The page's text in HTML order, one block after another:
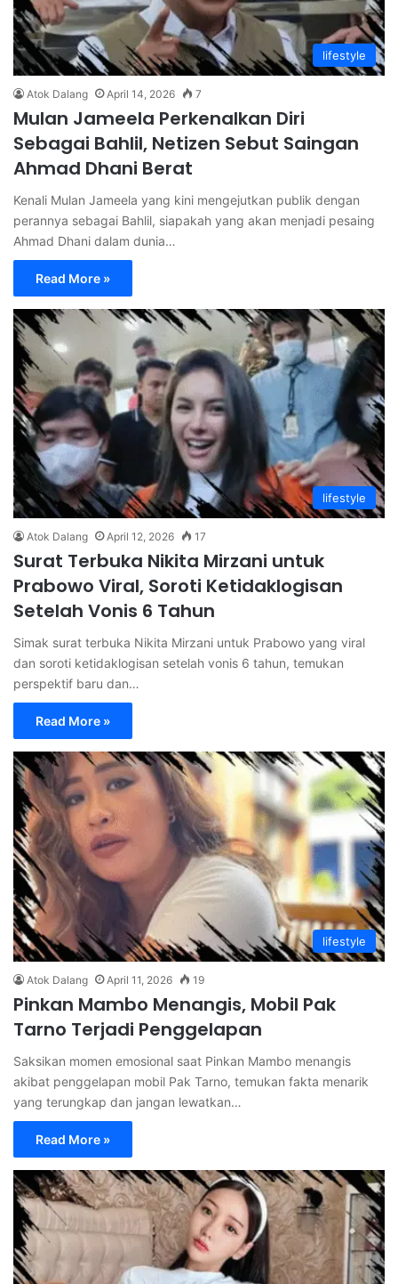
lifestyle
Atok Dalang April 14, 2026 7
Mulan Jameela Perkenalkan Diri
Sebagai Bahlil, Netizen Sebut Saingan
Ahmad Dhani Berat
Kenali Mulan Jameela yang kini mengejutkan publik dengan
perannya sebagai Bahlil, siapakah yang akan menjadi pesaing
Ahmad Dhani dalam dunia…
Read More »
lifestyle
Atok Dalang April 12, 2026 17
Surat Terbuka Nikita Mirzani untuk
Prabowo Viral, Soroti Ketidaklogisan
Setelah Vonis 6 Tahun
Simak surat terbuka Nikita Mirzani untuk Prabowo yang viral
dan soroti ketidaklogisan setelah vonis 6 tahun, temukan
perspektif baru dan…
Read More »
lifestyle
Atok Dalang April 11, 2026 19
Pinkan Mambo Menangis, Mobil Pak
Tarno Terjadi Penggelapan
Saksikan momen emosional saat Pinkan Mambo menangis
akibat penggelapan mobil Pak Tarno, temukan fakta menarik
yang terungkap dan jangan lewatkan…
Read More »